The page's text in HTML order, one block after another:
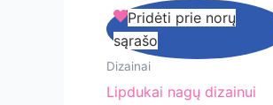
Lipdukai
nagų
dizainui
Pridėti prie norų
sąrašo
Dizainai
Lipdukai nagų dizainui